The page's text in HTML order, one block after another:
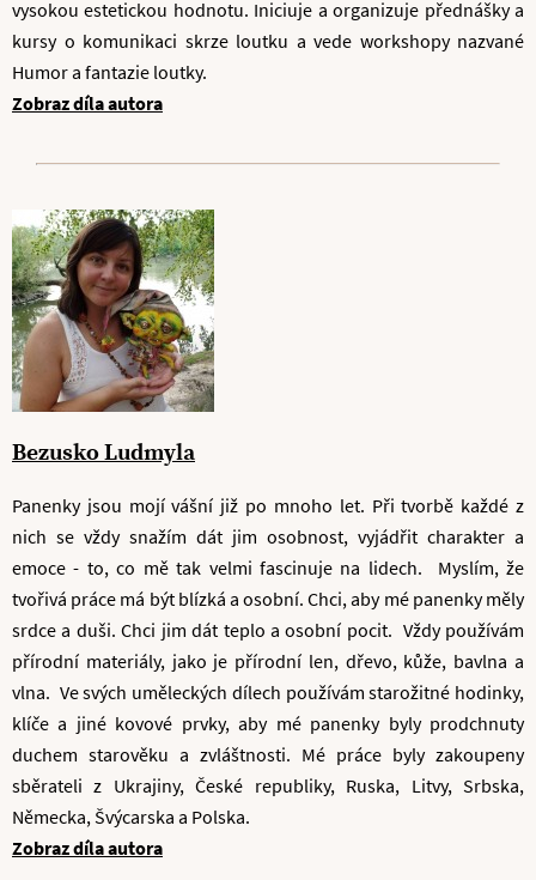
vysokou estetickou hodnotu. Iniciuje a organizuje přednášky a
kursy o komunikaci skrze loutku a vede workshopy nazvané
Humor a fantazie loutky.
Zobraz díla autora
Bezusko Ludmyla
Panenky jsou mojí vášní již po mnoho let. Při tvorbě každé z
nich se vždy snažím dát jim osobnost, vyjádřit charakter a
emoce - to, co mě tak velmi fascinuje na lidech. Myslím, že
tvořivá práce má být blízká a osobní. Chci, aby mé panenky měly
srdce a duši. Chci jim dát teplo a osobní pocit. Vždy používám
přírodní materiály, jako je přírodní len, dřevo, kůže, bavlna a
vlna. Ve svých uměleckých dílech používám starožitné hodinky,
klíče a jiné kovové prvky, aby mé panenky byly prodchnuty
duchem starověku a zvláštnosti. Mé práce byly zakoupeny
sběrateli z Ukrajiny, České republiky, Ruska, Litvy, Srbska,
Německa, Švýcarska a Polska.
Zobraz díla autora